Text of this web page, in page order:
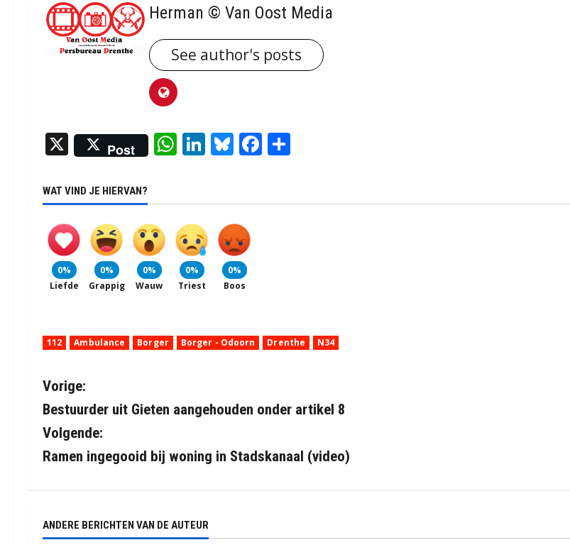
Herman © Van Oost Media
See author's posts
X Post WhatsApp
LinkedIn
Bluesky
Facebook
WAT VIND JE HIERVAN?
0%
Liefde
0%
Grappig
0%
Wauw
0%
Triest
0%
Boos
112 Ambulance Borger Borger - Odoorn Drenthe N34
B
e
r
h
Vorige:
Bestuurder uit Gieten aangehouden onder artikel 8
Volgende:
Ramen ingegooid bij woning in Stadskanaal (video)
ANDERE BERICHTEN VAN DE AUTEUR